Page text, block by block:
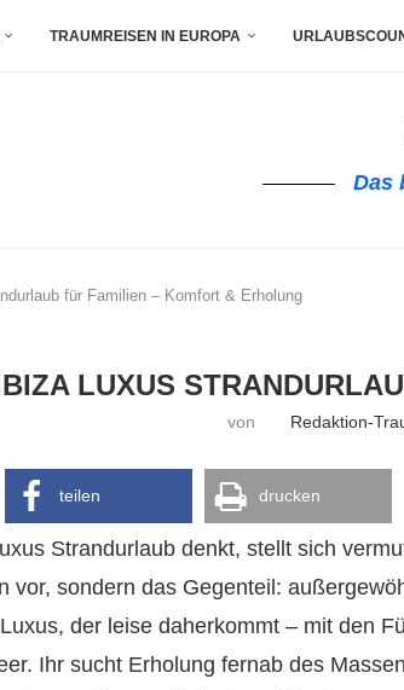
TRAUMREISEN IN EUROPA
Das
für Familien – Komfort & Erholung
LUXUS
von Redaktion-
teilen drucken
Strandurlaub denkt, stellt sich
vor, sondern das Gegenteil:
der leise daherkommt – mit den
Ihr sucht Erholung fernab des